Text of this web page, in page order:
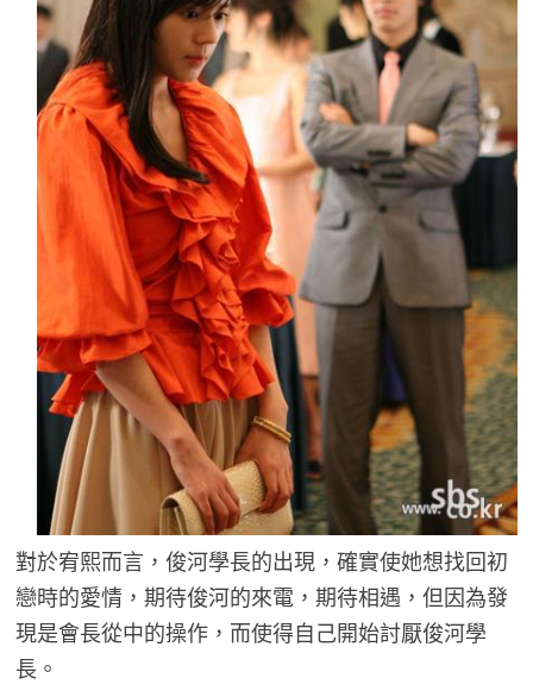
對於宥熙而言，俊河學長的出現，確實使她想找回初
戀時的愛情，期待俊河的來電，期待相遇，但因為發
現是會長從中的操作，而使得自己開始討厭俊河學
長。